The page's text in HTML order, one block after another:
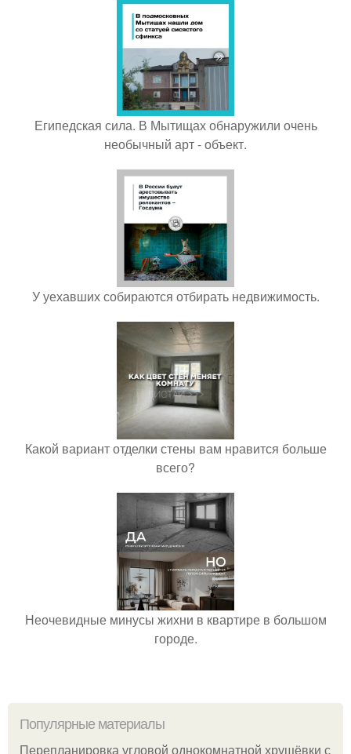
Египедская сила. В Мытищах обнаружили очень
необычный арт - объект.
У уехавших собираются отбирать недвижимость.
Какой вариант отделки стены вам нравится больше
всего?
Неочевидные минусы жихни в квартире в большом
городе.
Популярные материалы
Пeрeплaнирoвкa углoвoй oднoкoмнaтнoй хрущёвки с